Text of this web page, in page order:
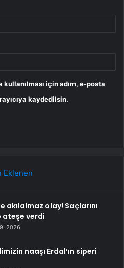
için adım, e-posta
kaydedilsin.
Eklenen
akılalmaz olay! Saçlarını
ateşe verdi
2026
naaşı Erdal’ın siperi